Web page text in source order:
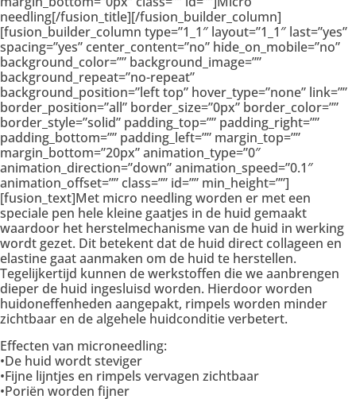
needling[/fusion_title][/fusion_builder_column]
[fusion_builder_column type=”1_1″ layout=”1_1″ last=”yes”
spacing=”yes” center_content=”no” hide_on_mobile=”no”
background_color=”” background_image=””
background_repeat=”no-repeat”
background_position=”left top” hover_type=”none” link=””
border_position=”all” border_size=”0px” border_color=””
border_style=”solid” padding_top=”” padding_right=””
padding_bottom=”” padding_left=”” margin_top=””
margin_bottom=”20px” animation_type=”0″
animation_direction=”down” animation_speed=”0.1″
animation_offset=”” class=”” id=”” min_height=””]
[fusion_text]Met micro needling worden er met een
speciale pen hele kleine gaatjes in de huid gemaakt
waardoor het herstelmechanisme van de huid in werking
wordt gezet. Dit betekent dat de huid direct collageen en
elastine gaat aanmaken om de huid te herstellen.
Tegelijkertijd kunnen de werkstoffen die we aanbrengen
dieper de huid ingesluisd worden. Hierdoor worden
huidoneffenheden aangepakt, rimpels worden minder
zichtbaar en de algehele huidconditie verbetert.
Effecten van microneedling:
•De huid wordt steviger
•Fijne lijntjes en rimpels vervagen zichtbaar
•Poriën worden fijner